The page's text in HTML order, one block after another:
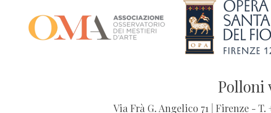
Polloni
Via Frà G. Angelico 71 | Firenze - T.